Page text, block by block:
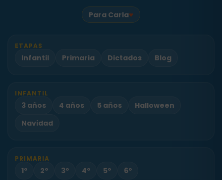
Para Carla♥
ETAPAS
Infantil Primaria Dictados Blog
INFANTIL
3 años 4 años 5 años
Halloween
Navidad
PRIMARIA
1º 2º 3º 4º 5º 6º